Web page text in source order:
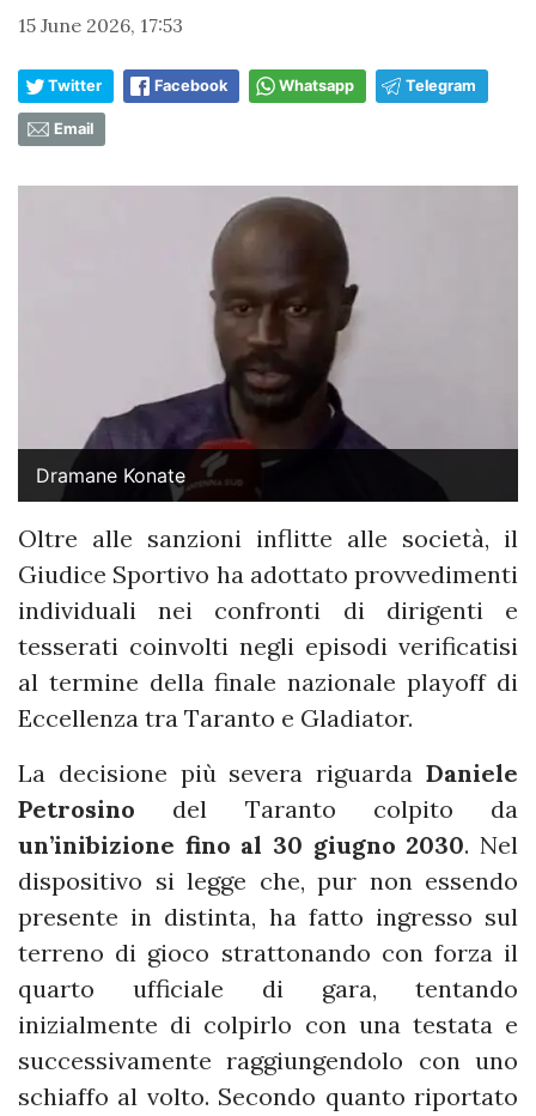
15 June 2026, 17:53
Twitter Facebook Whatsapp Telegram
Email
Dramane Konate
Oltre alle sanzioni inflitte alle società, il
Giudice Sportivo ha adottato provvedimenti
individuali nei confronti di dirigenti e
tesserati coinvolti negli episodi verificatisi
al termine della finale nazionale playoff di
Eccellenza tra Taranto e Gladiator.
La decisione più severa riguarda Daniele
Petrosino del Taranto colpito da
un’inibizione fino al 30 giugno 2030. Nel
dispositivo si legge che, pur non essendo
presente in distinta, ha fatto ingresso sul
terreno di gioco strattonando con forza il
quarto ufficiale di gara, tentando
inizialmente di colpirlo con una testata e
successivamente raggiungendolo con uno
schiaffo al volto. Secondo quanto riportato